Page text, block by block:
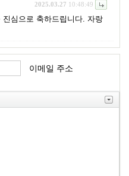
2025.03.27 10:48:49
심으로 축하드립니다. 자랑
이메일 주소